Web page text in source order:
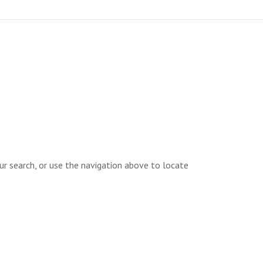
search, or use the navigation above to locate